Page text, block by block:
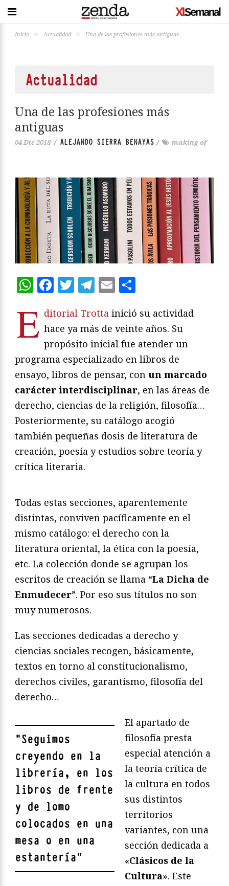
Inicio > Actualidad > Una de las profesiones más antiguas
Actualidad
Una de las profesiones más
antiguas
04 Dic 2018 / ALEJANDO SIERRA BENAYAS / making of
WhatsApp
Facebook
Twitter
Telegram
Email
E ditorial Trotta inició su actividad
hace ya más de veinte años. Su
propósito inicial fue atender un
programa especializado en libros de
ensayo, libros de pensar, con un marcado
carácter interdisciplinar, en las áreas de
derecho, ciencias de la religión, filosofía…
Posteriormente, su catálogo acogió
también pequeñas dosis de literatura de
creación, poesía y estudios sobre teoría y
crítica literaria.
Todas estas secciones, aparentemente
distintas, conviven pacíficamente en el
mismo catálogo: el derecho con la
literatura oriental, la ética con la poesía,
etc. La colección donde se agrupan los
escritos de creación se llama “La Dicha de
Enmudecer”. Por eso sus títulos no son
muy numerosos.
Las secciones dedicadas a derecho y
ciencias sociales recogen, básicamente,
textos en torno al constitucionalismo,
derechos civiles, garantismo, filosofía del
derecho…
"Seguimos
creyendo en la
librería, en los
libros de frente
y de lomo
colocados en una
mesa o en una
estantería"
El apartado de
filosofía presta
especial atención a
la teoría crítica de
la cultura en todos
sus distintos
territorios
variantes, con una
sección dedicada a
«Clásicos de la
Cultura». Este